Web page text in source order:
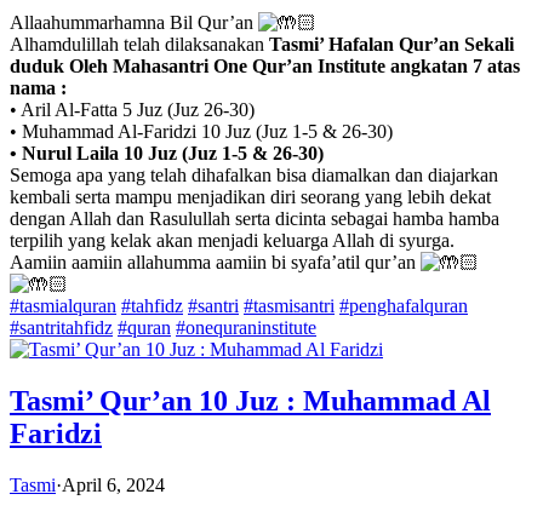
Allaahummarhamna Bil Qur’an
Alhamdulillah telah dilaksanakan Tasmi’ Hafalan Qur’an Sekali
duduk Oleh Mahasantri One Qur’an Institute angkatan 7 atas
nama :
• Aril Al-Fatta 5 Juz (Juz 26-30)
• Muhammad Al-Faridzi 10 Juz (Juz 1-5 & 26-30)
• Nurul Laila 10 Juz (Juz 1-5 & 26-30)
Semoga apa yang telah dihafalkan bisa diamalkan dan diajarkan
kembali serta mampu menjadikan diri seorang yang lebih dekat
dengan Allah dan Rasulullah serta dicinta sebagai hamba hamba
terpilih yang kelak akan menjadi keluarga Allah di syurga.
Aamiin aamiin allahumma aamiin bi syafa’atil qur’an
#tasmialquran #tahfidz #santri #tasmisantri #penghafalquran
#santritahfidz #quran #onequraninstitute
Tasmi’ Qur’an 10 Juz : Muhammad Al
Faridzi
Tasmi·April 6, 2024